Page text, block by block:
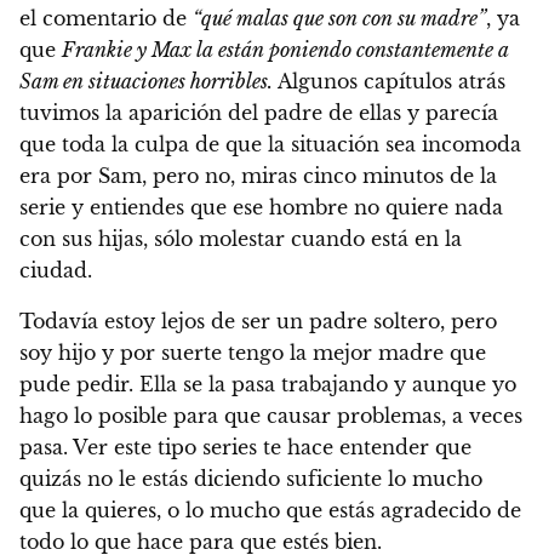
el comentario de “qué malas que son con su madre”, ya
que Frankie y Max la están poniendo constantemente a
Sam en situaciones horribles. Algunos capítulos atrás
tuvimos la aparición del padre de ellas y parecía
que toda la culpa de que la situación sea incomoda
era por Sam, pero no, miras cinco minutos de la
serie y entiendes que ese hombre no quiere nada
con sus hijas, sólo molestar cuando está en la
ciudad.
Todavía estoy lejos de ser un padre soltero, pero
soy hijo y por suerte tengo la mejor madre que
pude pedir. Ella se la pasa trabajando y aunque yo
hago lo posible para que causar problemas, a veces
pasa. Ver este tipo series te hace entender que
quizás no le estás diciendo suficiente lo mucho
que la quieres, o lo mucho que estás agradecido de
todo lo que hace para que estés bien.